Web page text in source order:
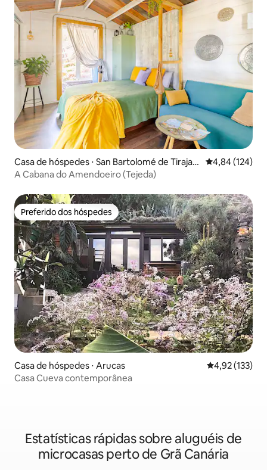
Casa de hóspedes ⋅ San Bartolomé de Tirajan
a
4,84 de uma
4,84 (124)
A Cabana do Amendoeiro (Tejeda)
Preferido dos hóspedes
Preferido dos hóspedes
Casa de hóspedes ⋅ Arucas 4,92 de uma
4,92 (133)
Casa Cueva contemporânea
Estatísticas rápidas sobre aluguéis de
microcasas perto de Grã Canária